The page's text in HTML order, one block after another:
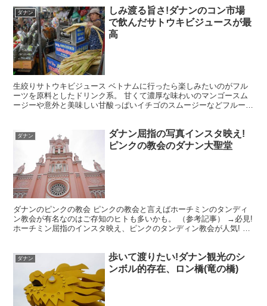
ダナン
しみ渡る旨さ!ダナンのコン市場
で飲んだサトウキビジュースが最
高
生絞りサトウキビジュース ベトナムに行ったら楽しみたいのがフル
ーツを原料としたドリンク系。 甘くて濃厚な味わいのマンゴースム
ージーや意外と美味しい甘酸っぱいイチゴのスムージーなどフルーツ
ダナン
ダナン屈指の写真インスタ映え!
ピンクの教会のダナン大聖堂
ダナンのピンクの教会 ピンクの教会と言えばホーチミンのタンディ
ン教会が有名なのはご存知のヒトも多いかも。 （参考記事） →必見!
ホーチミン屈指のインスタ映え、ピンクのタンディン教会が人気! で
ダナン
歩いて渡りたい!ダナン観光のシ
ンボル的存在、ロン橋(竜の橋)